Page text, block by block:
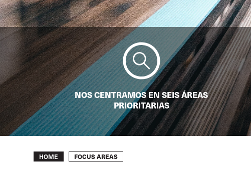
NOS CENTRAMOS EN SEIS ÁREAS
PRIORITARIAS
Breadcrumb
HOME FOCUS AREAS